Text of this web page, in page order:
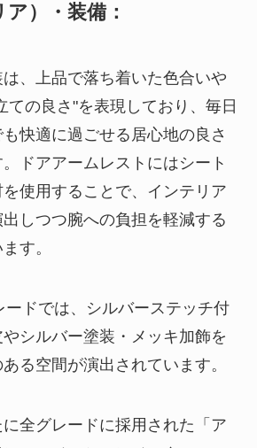
）・装備：
、上品で落ち着いた色合いや
ての良さ"を表現しており、毎日
快適に過ごせる居心地の良さ
ドアアームレストにはシート
使用することで、インテリア
しつつ腕への負担を軽減する
す。
ードでは、シルバーステッチ付
シルバー塗装・メッキ加飾を
る空間が演出されています。
全グレードに採用された「ア